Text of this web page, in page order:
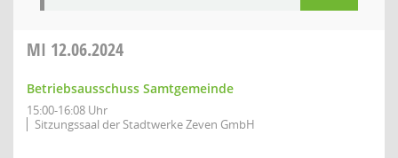
MI 12.06.2024
Betriebsausschuss Samtgemeinde
15:00-16:08 Uhr
Sitzungssaal der Stadtwerke Zeven GmbH